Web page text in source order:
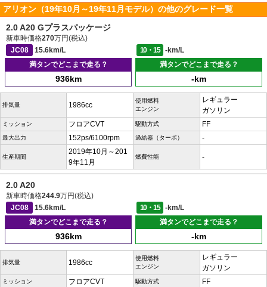
アリオン（19年10月～19年11月モデル）の他のグレード一覧
2.0 A20 Gプラスパッケージ
新車時価格270万円(税込)
JC08
15.6km/L 10・15
-km/L
満タンでどこまで走る？
936km
満タンでどこまで走る？
-km
排気量 1986cc
使用燃料
エンジン
レギュラー
ガソリン
ミッション フロアCVT 駆動方式 FF
最大出力 152ps/6100rpm 過給器（ターボ） -
生産期間
2019年10月～201
9年11月
燃費性能 -
2.0 A20
新車時価格244.9万円(税込)
JC08
15.6km/L 10・15
-km/L
満タンでどこまで走る？
936km
満タンでどこまで走る？
-km
排気量 1986cc
使用燃料
エンジン
レギュラー
ガソリン
ミッション フロアCVT 駆動方式 FF